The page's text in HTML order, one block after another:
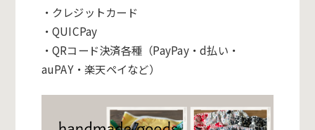
・クレジットカード
・ QUICPay
・QRコード決済各種（PayPay・d払い・
auPAY・楽天ペイなど）